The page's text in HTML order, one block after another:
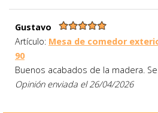
Gustavo
Artículo: Mesa de comedor
90
Buenos acabados de la madera.
Opinión enviada el 26/04/2026